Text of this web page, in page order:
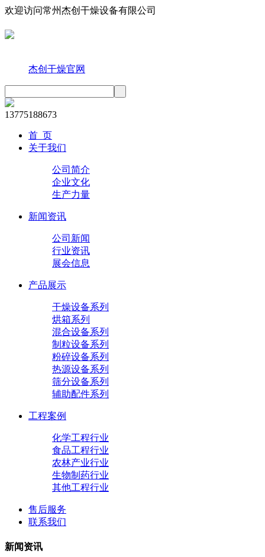
欢迎访问常州杰创干燥设备有限公司
杰创干燥官网
13775188673
首 页
关于我们
公司简介
企业文化
生产力量
新闻资讯
公司新闻
行业资讯
展会信息
产品展示
干燥设备系列
烘箱系列
混合设备系列
制粒设备系列
粉碎设备系列
热源设备系列
筛分设备系列
辅助配件系列
工程案例
化学工程行业
食品工程行业
农林产业行业
生物制药行业
其他工程行业
售后服务
联系我们
新闻资讯